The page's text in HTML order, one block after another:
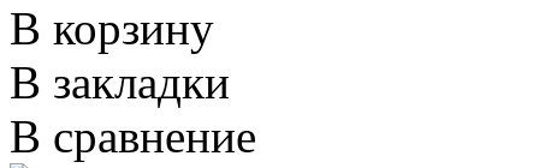
В корзину
В закладки
В сравнение